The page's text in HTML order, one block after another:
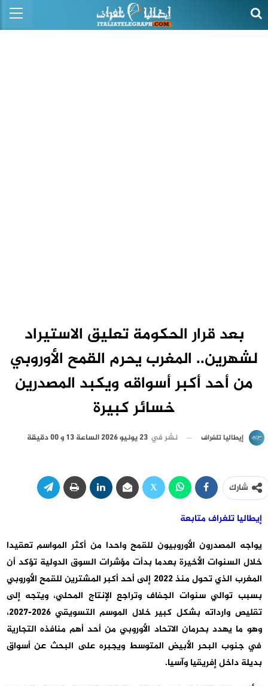
بعد قرار الحكومة تعليق الاستيراد
لشهرين.. المغرب يحرم القمح الأوروبي
من أحد أكبر أسواقه ويكبد المصدرين
خسائر كبيرة
إيطاليا تلغراف نشر في 23 يونيو 2026 الساعة 13 و 00 دقيقة
شارك
إيطاليا تلغراف متابعة
يواجه المصدرون الأوروبيون للقمح واحدا من أكثر المواسم تعقيدا
خلال السنوات الأخيرة بعدما بدأت مؤشرات السوق الدولية تؤكد أن
المغرب الذي تحول منذ 2022 إلى أحد أكبر المشترين للقمح الأوروبي
بسبب توالي سنوات الجفاف وتراجع الإنتاج المحلي، ويتجه إلى
تقليص وارداته بشكل كبير خلال الموسم التسويقي 2026-2027،
وهو ما يهدد بحرمان الاتحاد الأوروبي من أحد أهم منافذه التجارية
في جنوب البحر الأبيض المتوسط ويجبره على البحث عن أسواق
بديلة داخل إفريقيا وآسيا.